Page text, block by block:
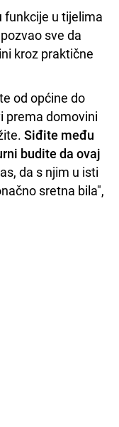
funkcije u tijelima
sve da
kroz praktične
od općine do
prema domovini
Siđite među
budite da ovaj
da s njim u isti
sretna bila",